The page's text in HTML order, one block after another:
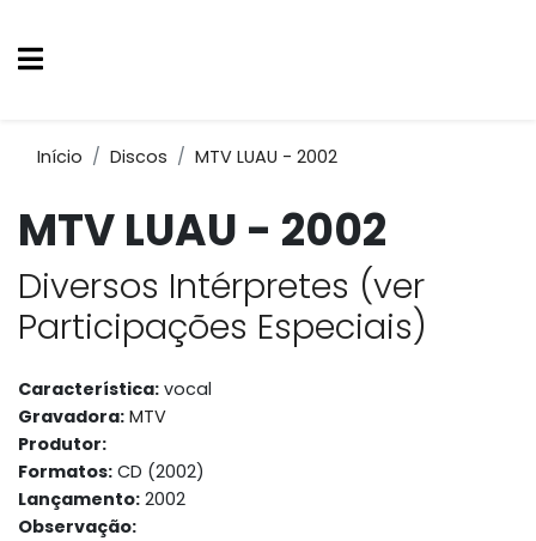
Início Discos MTV LUAU - 2002
MTV LUAU - 2002
Diversos Intérpretes (ver
Participações Especiais)
Característica: vocal
Gravadora: MTV
Produtor:
Formatos: CD (2002)
Lançamento: 2002
Observação: